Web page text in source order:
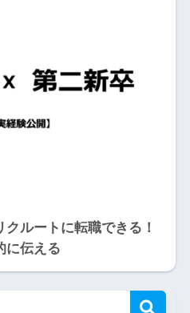
クルートに転職できる！
に伝える